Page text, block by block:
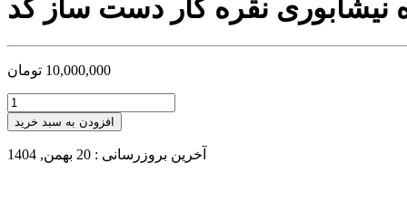
10,000,000 تومان
افزودن به سبد خرید
آخرین بروزرسانی : 20 بهمن, 1404